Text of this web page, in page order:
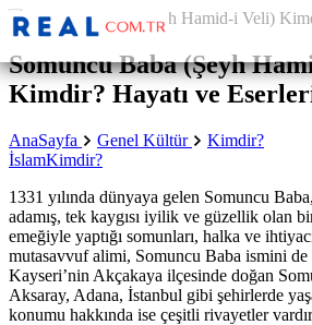
Somuncu Baba (Şeyh
Kimdir? Hayatı ve
AnaSayfa Genel Kültür
Kimdir?
İslamKimdir?
1331 yılında dünyaya gelen Somuncu
adamış, tek kaygısı iyilik ve güzellik olan
emeğiyle yaptığı somunları, halka ve
mutasavvuf alimi, Somuncu Baba ismini de
Kayseri’nin Akçakaya ilçesinde doğan
Aksaray, Adana, İstanbul gibi şehirlerde
konumu hakkında ise çeşitli rivayetler